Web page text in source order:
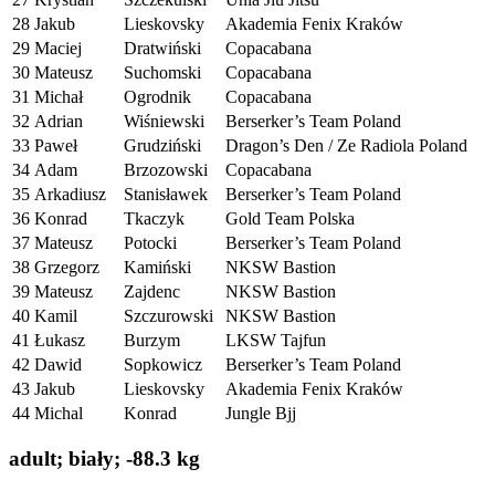
28 Jakub Lieskovsky
Akademia Fenix Kraków
29 Maciej Dratwiński
Copacabana
30 Mateusz Suchomski
Copacabana
31 Michał Ogrodnik
Copacabana
32 Adrian Wiśniewski
Berserker’s Team Poland
33 Paweł Grudziński
Dragon’s Den / Ze Radiola Poland
34 Adam Brzozowski
Copacabana
35 Arkadiusz Stanisławek
Berserker’s Team Poland
36 Konrad Tkaczyk
Gold Team Polska
37 Mateusz Potocki
Berserker’s Team Poland
38 Grzegorz Kamiński
NKSW Bastion
39 Mateusz Zajdenc
NKSW Bastion
40 Kamil Szczurowski
NKSW Bastion
41 Łukasz Burzym
LKSW Tajfun
42 Dawid Sopkowicz
Berserker’s Team Poland
43 Jakub Lieskovsky
Akademia Fenix Kraków
44 Michal Konrad Jungle Bjj
adult; biały; -88.3 kg